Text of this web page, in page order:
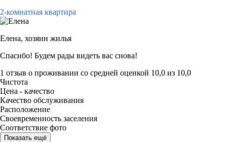
2-комнатная квартира
Елена, хозяин жилья
Спасибо! Будем рады видеть вас снова!
1 отзыв о проживании со средней оценкой 10,0 из 10,0
Чистота
Цена - качество
Качество обслуживания
Расположение
Своевременность заселения
Соответствие фото
Показать ещё